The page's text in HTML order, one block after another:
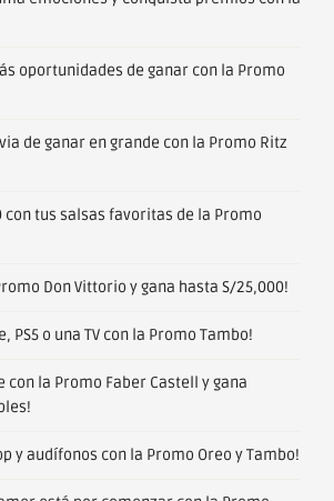
oportunidades de ganar con la Promo
de ganar en grande con la Promo Ritz
con tus salsas favoritas de la Promo
Don Vittorio y gana hasta S/25,000!
PS5 o una TV con la Promo Tambo!
con la Promo Faber Castell y gana
y audífonos con la Promo Oreo y Tambo!